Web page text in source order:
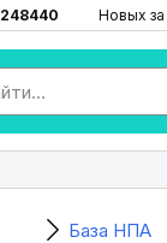
248440 Новых
База НПА